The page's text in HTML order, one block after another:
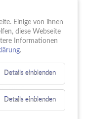
Einige von ihnen
diese Webseite
Informationen
.
Details einblenden
Details einblenden